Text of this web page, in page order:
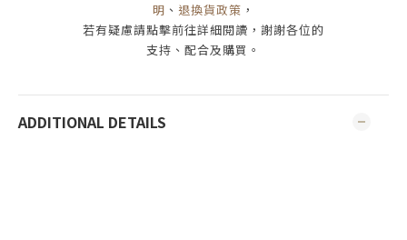
明 、 退換貨政策 ，
若有疑慮請點擊前往詳細閱讀，謝謝各位的
支持、配合及購買 。
ADDITIONAL DETAILS